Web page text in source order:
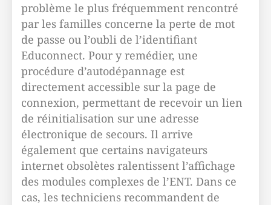
problème le plus fréquemment rencontré
par les familles concerne la perte de mot
de passe ou l’oubli de l’identifiant
Educonnect. Pour y remédier, une
procédure d’autodépannage est
directement accessible sur la page de
connexion, permettant de recevoir un lien
de réinitialisation sur une adresse
électronique de secours. Il arrive
également que certains navigateurs
internet obsolètes ralentissent l’affichage
des modules complexes de l’ENT. Dans ce
cas, les techniciens recommandent de